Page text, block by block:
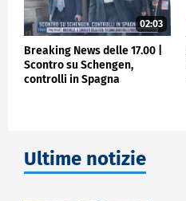
02:03
Breaking News delle 17.00 |
Scontro su Schengen,
controlli in Spagna
Ultime notizie